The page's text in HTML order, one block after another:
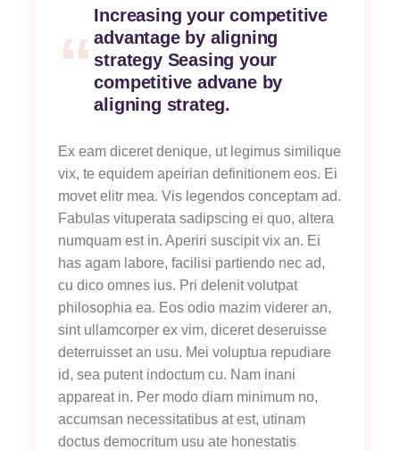
Increasing your competitive
advantage by aligning
strategy Seasing your
competitive advane by
aligning strateg.
Ex eam diceret denique, ut legimus similique
vix, te equidem apeirian definitionem eos. Ei
movet elitr mea. Vis legendos conceptam ad.
Fabulas vituperata sadipscing ei quo, altera
numquam est in. Aperiri suscipit vix an. Ei
has agam labore, facilisi partiendo nec ad,
cu dico omnes ius. Pri delenit volutpat
philosophia ea. Eos odio mazim viderer an,
sint ullamcorper ex vim, diceret deseruisse
deterruisset an usu. Mei voluptua repudiare
id, sea putent indoctum cu. Nam inani
appareat in. Per modo diam minimum no,
accumsan necessitatibus at est, utinam
doctus democritum usu ate honestatis